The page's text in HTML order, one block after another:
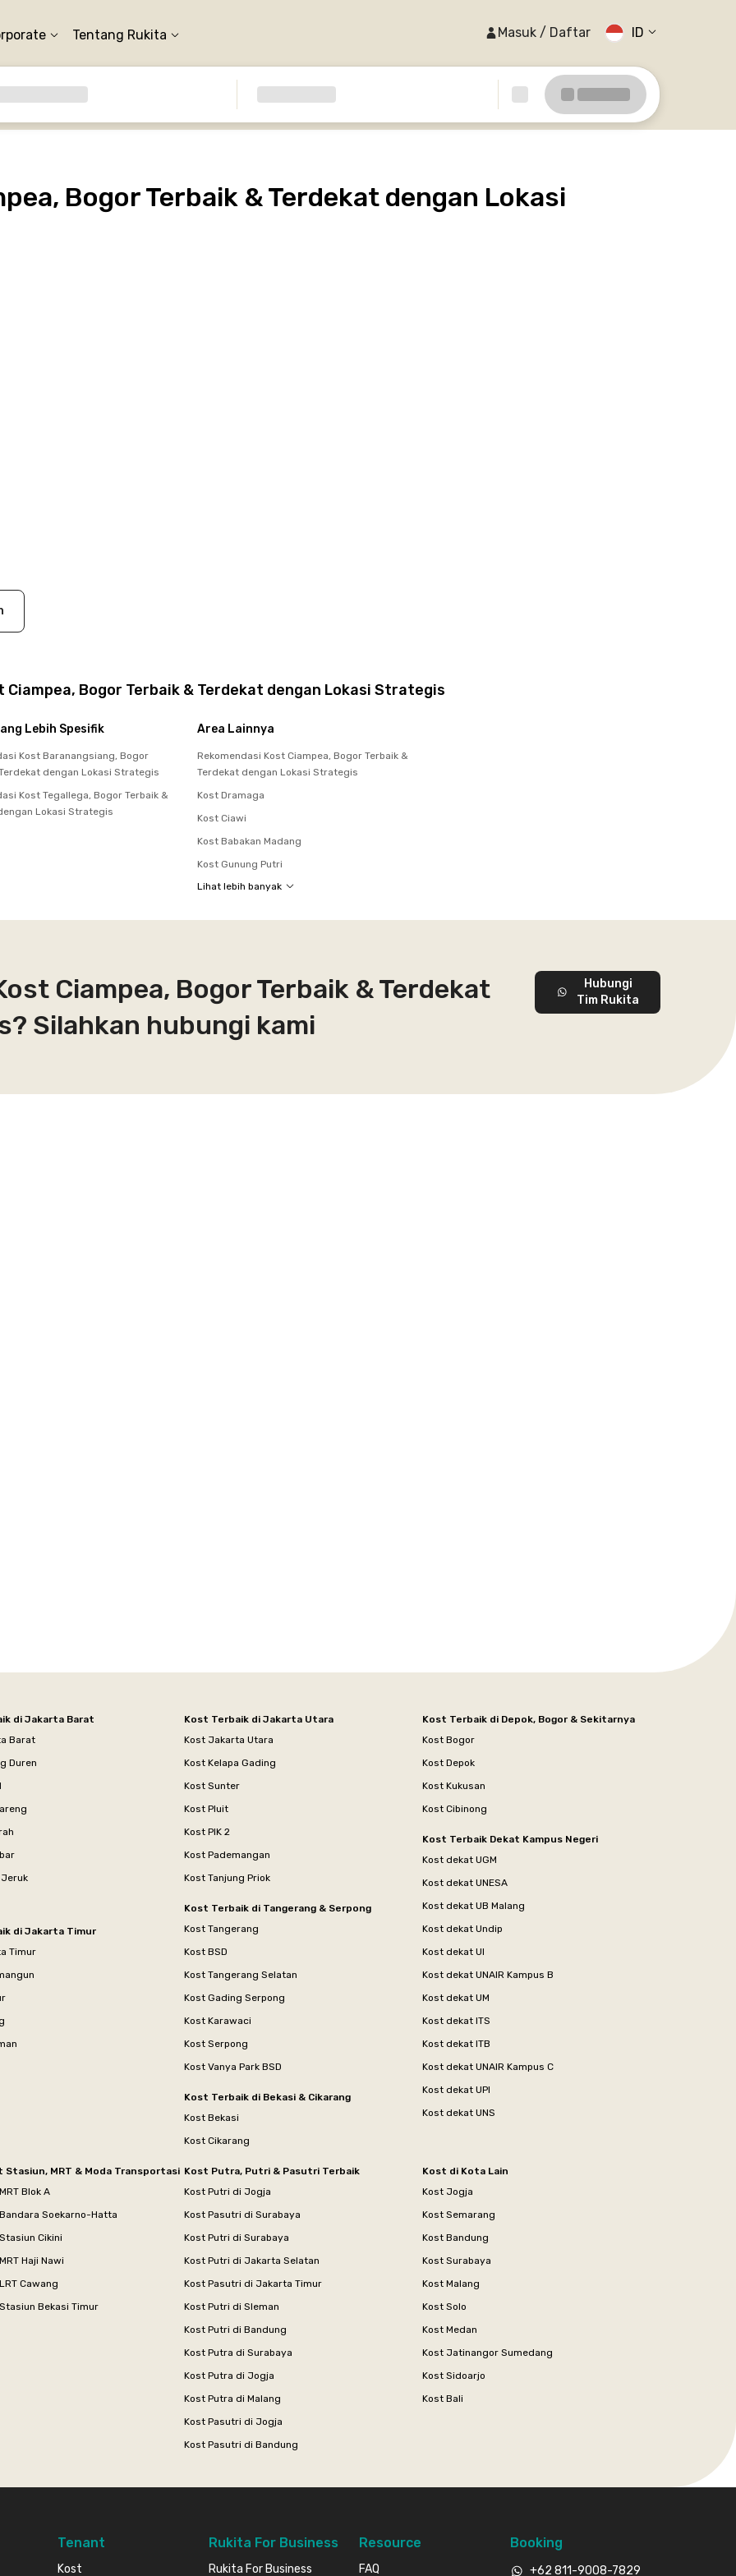
Tentang Rukita Masuk / Daftar ID
Bogor Terbaik & Terdekat dengan Lokasi
Bogor Terbaik & Terdekat dengan Lokasi Strategis
Lebih Spesifik
Kost Baranangsiang, Bogor
dengan Lokasi Strategis
Kost Tegallega, Bogor Terbaik &
Lokasi Strategis
Area Lainnya
Rekomendasi Kost Ciampea, Bogor Terbaik &
Terdekat dengan Lokasi Strategis
Kost Dramaga
Kost Ciawi
Kost Babakan Madang
Kost Gunung Putri
Lihat lebih banyak
Ciampea, Bogor Terbaik & Terdekat
Silahkan hubungi kami
Hubungi
Tim Rukita
di Jakarta Barat
Barat
Duren
Jeruk
di Jakarta Timur
Timur
Kost Terbaik di Jakarta Utara
Kost Jakarta Utara
Kost Kelapa Gading
Kost Sunter
Kost Pluit
Kost PIK 2
Kost Pademangan
Kost Tanjung Priok
Kost Terbaik di Tangerang & Serpong
Kost Tangerang
Kost BSD
Kost Tangerang Selatan
Kost Gading Serpong
Kost Karawaci
Kost Serpong
Kost Vanya Park BSD
Kost Terbaik di Bekasi & Cikarang
Kost Bekasi
Kost Cikarang
Kost Terbaik di Depok, Bogor & Sekitarnya
Kost Bogor
Kost Depok
Kost Kukusan
Kost Cibinong
Kost Terbaik Dekat Kampus Negeri
Kost dekat UGM
Kost dekat UNESA
Kost dekat UB Malang
Kost dekat Undip
Kost dekat UI
Kost dekat UNAIR Kampus B
Kost dekat UM
Kost dekat ITS
Kost dekat ITB
Kost dekat UNAIR Kampus C
Kost dekat UPI
Kost dekat UNS
Stasiun, MRT & Moda Transportasi
Blok A
Soekarno-Hatta
Cikini
Haji Nawi
Cawang
Bekasi Timur
Kost Putra, Putri & Pasutri Terbaik
Kost Putri di Jogja
Kost Pasutri di Surabaya
Kost Putri di Surabaya
Kost Putri di Jakarta Selatan
Kost Pasutri di Jakarta Timur
Kost Putri di Sleman
Kost Putri di Bandung
Kost Putra di Surabaya
Kost Putra di Jogja
Kost Putra di Malang
Kost Pasutri di Jogja
Kost Pasutri di Bandung
Kost di Kota Lain
Kost Jogja
Kost Semarang
Kost Bandung
Kost Surabaya
Kost Malang
Kost Solo
Kost Medan
Kost Jatinangor Sumedang
Kost Sidoarjo
Kost Bali
Tenant
Kost
Rukita For Business
Rukita For Business
Resource
FAQ
Booking
+62 811-9008-7829